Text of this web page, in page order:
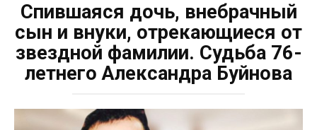
Спившаяся дочь, внебрачный
сын и внуки, отрекающиеся от
звездной фамилии. Судьба 76-
летнего Александра Буйнова